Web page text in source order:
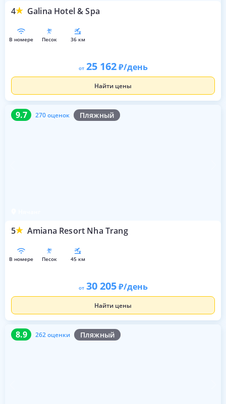
4 Galina Hotel & Spa
в номере песок 36 км
от 25 162 /день
Найти цены
9.7 270 оценок Пляжный
5 Amiana Resort Nha Trang
9.7 270 оценок
в номере песок 45 км
от 30 205 /день
Найти цены
8.9 262 оценки Пляжный
8.9 262 оценки